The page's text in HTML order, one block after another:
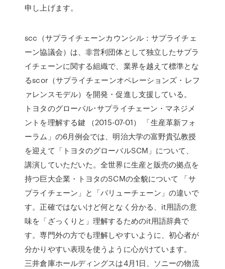
申し上げます。
scc（サプライチェーンカウンシル：サプライチェ
ーン協議会）は、非営利団体として独立したサプラ
イチェーンに関する組織で、業界を越えて標準とな
るscor（サプライチェーンオペレーションズ・レフ
ァレンスモデル）を開発・促進し支援している。
トヨタのグローバル･サプライチェーン・マネジメ
ントを理解する鍵 （2015-07-01） 「生産革新フォ
ーラム」の6月例会では、明治大学の富野貴弘教授
を迎えて「トヨタのグローバルSCM」について、
講演していただいた。全世界に生産と販売の拠点を
持つ巨大企業・トヨタのSCMの全貌について 「サ
プライチェーン」と「バリューチェーン」の違いで
す。正確ではないけど何となく分かる、it用語の意
味を「ざっくりと」理解するためのit用語辞典で
す。専門外の方でも理解しやすいように、初心者が
分かりやすい表現を使うように心がけています。
三井倉庫ホールディングスは4月1日、ソニーの物流